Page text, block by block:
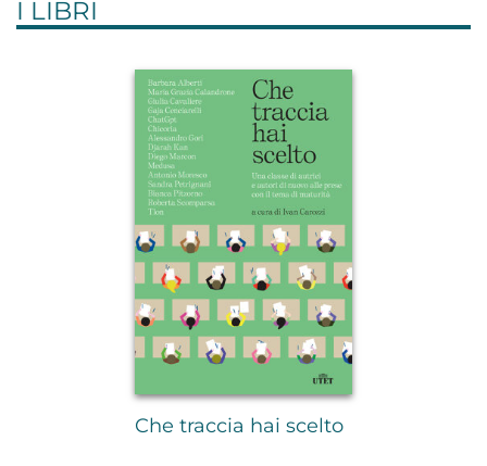
I LIBRI
Che traccia hai scelto